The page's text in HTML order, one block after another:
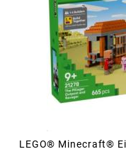
LEGO® Minecraft®